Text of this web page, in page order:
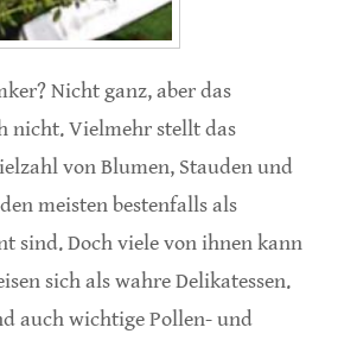
Nicht ganz, aber das
nicht. Vielmehr stellt das
von Blumen, Stauden und
meisten bestenfalls als
sind. Doch viele von ihnen kann
sich als wahre Delikatessen.
auch wichtige Pollen- und